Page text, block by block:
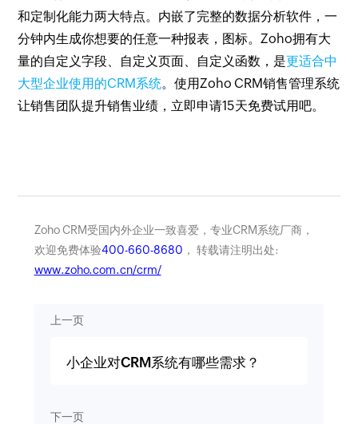
和定制化能力两大特点。内嵌了完整的数据分析软件，一
分钟内生成你想要的任意一种报表，图标。Zoho拥有大
量的自定义字段、自定义页面、自定义函数，是更适合中
大型企业使用的CRM系统。使用Zoho CRM销售管理系统
让销售团队提升销售业绩，立即申请15天免费试用吧。
Zoho CRM受国内外企业一致喜爱，专业CRM系统厂商，
欢迎免费体验400-660-8680 ， 转载请注明出处:
www.zoho.com.cn/crm/
上一页
小企业对CRM系统有哪些需求？
下一页